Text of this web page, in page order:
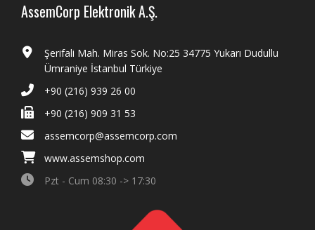
AssemCorp Elektronik A.Ş.
Şerifali Mah. Miras Sok. No:25 34775 Yukarı Dudullu
Ümraniye İstanbul Türkiye
+90 (216) 939 26 00
+90 (216) 909 31 53
assemcorp@assemcorp.com
www.assemshop.com
Pzt - Cum 08:30 -> 17:30